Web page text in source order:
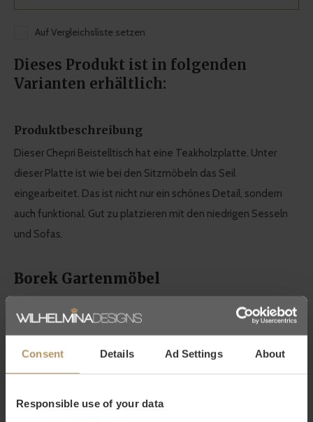
Consent Details Ad Settings About
Responsible use of your data
Auf Vergleichsliste setzen
Dieses Produkt ist in folgenden
Varianten erhältlich:
Produktbeschreibung
Dieser Chepri Beistelltisch hat eine Teakholzplatte. Unter
dieser Platte ist wie bei den Sitzmöbeln das Seil
eingearbeitet. Das ist nicht nur ein schönes Detail, sondern
auch funktional. Gut zu platzieren mit den niedrigen Sesseln
und Sofas.
Borek Gartenmöbel
Die niederländische Top-Marke BOREK steht für eine
moderne und warme Wohnatmosphäre. Dies spiegelt sich in
den verwendeten Materialien, dem Design und vor allem dem